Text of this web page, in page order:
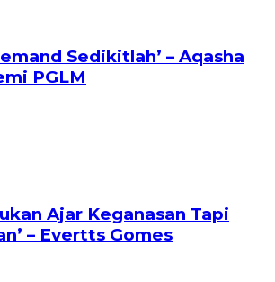
Sedikitlah’ – Aqasha
PGLM
Ajar Keganasan Tapi
– Evertts Gomes